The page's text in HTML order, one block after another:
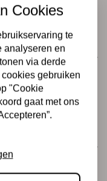
Cookies
te
analyseren en
via derde
gebruiken
"Cookie
gaat met ons